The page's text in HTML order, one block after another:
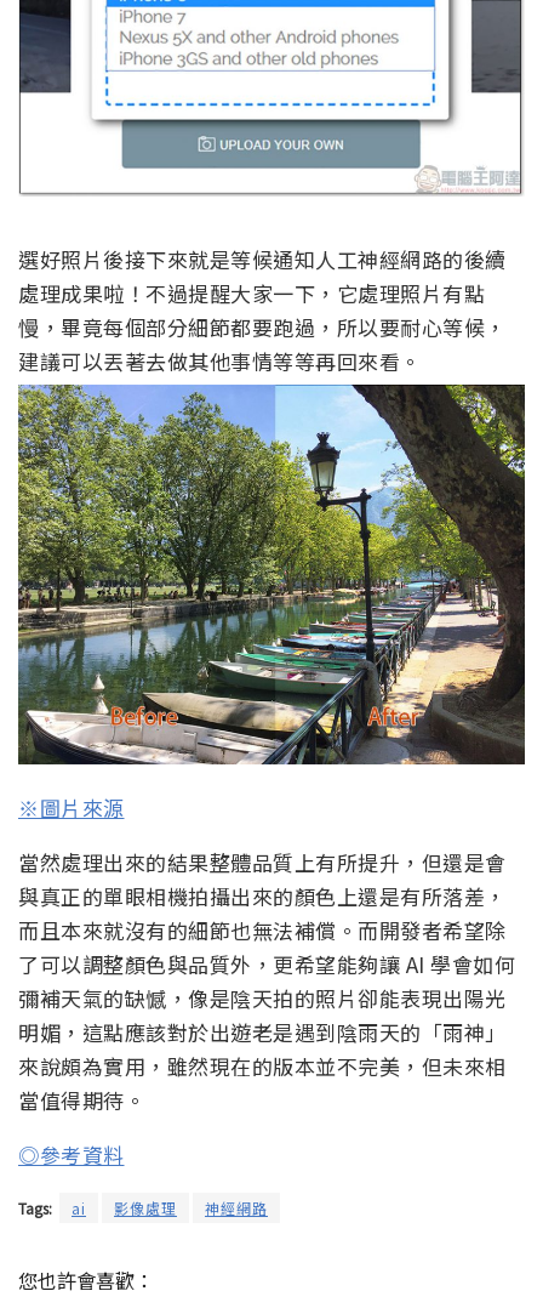
選好照片後接下來就是等候通知人工神經網路的後續
處理成果啦！不過提醒大家一下，它處理照片有點
慢，畢竟每個部分細節都要跑過，所以要耐心等候，
建議可以丟著去做其他事情等等再回來看。
※圖片來源
當然處理出來的結果整體品質上有所提升，但還是會
與真正的單眼相機拍攝出來的顏色上還是有所落差，
而且本來就沒有的細節也無法補償。而開發者希望除
了可以調整顏色與品質外，更希望能夠讓 AI 學會如何
彌補天氣的缺憾，像是陰天拍的照片卻能表現出陽光
明媚，這點應該對於出遊老是遇到陰雨天的「雨神」
來說頗為實用，雖然現在的版本並不完美，但未來相
當值得期待。
◎參考資料
Tags: ai 影像處理 神經網路
您也許會喜歡：